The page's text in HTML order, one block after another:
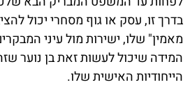
בדרך זו, עסק או גוף מסחרי יכול
מאמין" שלו, ישירות מול עיני
המידה שיכול לעשות זאת בן נוער
הייחודיות האישית שלו.